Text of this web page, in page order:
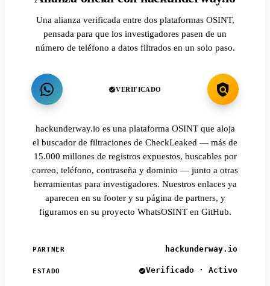
Una alianza verificada entre dos plataformas OSINT,
pensada para que los investigadores pasen de un
número de teléfono a datos filtrados en un solo paso.
VERIFICADO
hackunderway.io es una plataforma OSINT que aloja
el buscador de filtraciones de CheckLeaked — más de
15.000 millones de registros expuestos, buscables por
correo, teléfono, contraseña y dominio — junto a otras
herramientas para investigadores. Nuestros enlaces ya
aparecen en su footer y su página de partners, y
figuramos en su proyecto WhatsOSINT en GitHub.
PARTNER hackunderway.io
ESTADO Verificado · Activo